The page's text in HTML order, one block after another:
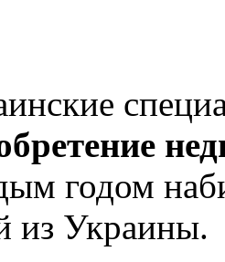
годом
из Украины.